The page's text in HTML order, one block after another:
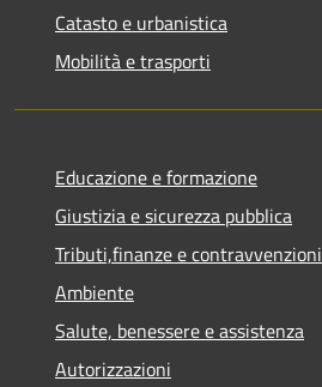
Catasto e urbanistica
Mobilità e trasporti
Educazione e formazione
Giustizia e sicurezza pubblica
Tributi,finanze e contravvenzioni
Ambiente
Salute, benessere e assistenza
Autorizzazioni